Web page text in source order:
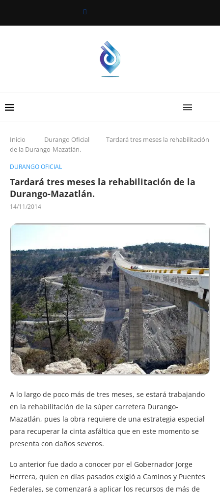
Inicio Durango Oficial
Tardará tres meses la rehabilitación
de la Durango-Mazatlán.
DURANGO OFICIAL
Tardará tres meses la rehabilitación de la
Durango-Mazatlán.
14/11/2014
A lo largo de poco más de tres meses, se estará trabajando
en la rehabilitación de la súper carretera Durango-
Mazatlán, pues la obra requiere de una estrategia especial
para recuperar la cinta asfáltica que en este momento se
presenta con daños severos.
Lo anterior fue dado a conocer por el Gobernador Jorge
Herrera, quien en días pasados exigió a Caminos y Puentes
Federales, se comenzará a aplicar los recursos de más de